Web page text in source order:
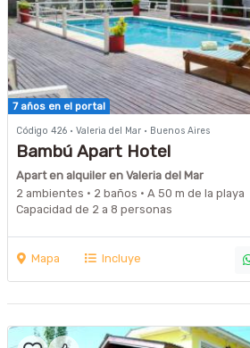
7 años en el portal
Código 426 · Valeria del Mar · Buenos Aires
Bambú Apart Hotel
Apart en alquiler en Valeria del Mar
2 ambientes · 2 baños · A 50 m de la playa
Capacidad de 2 a 8 personas
Mapa Incluye